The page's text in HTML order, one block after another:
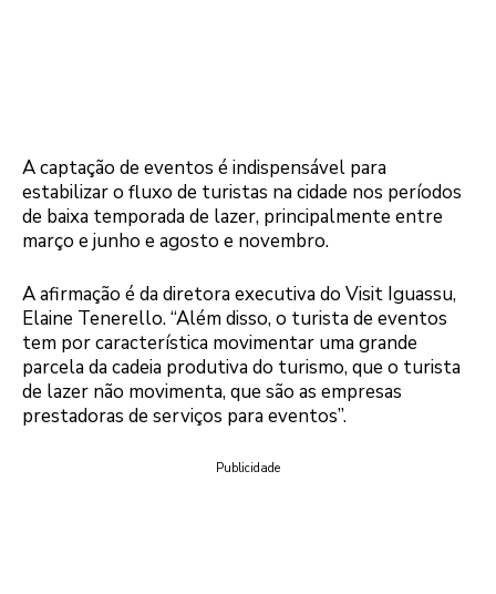
A captação de eventos é indispensável para
estabilizar o fluxo de turistas na cidade nos períodos
de baixa temporada de lazer, principalmente entre
março e junho e agosto e novembro.
A afirmação é da diretora executiva do Visit Iguassu,
Elaine Tenerello. “Além disso, o turista de eventos
tem por característica movimentar uma grande
parcela da cadeia produtiva do turismo, que o turista
de lazer não movimenta, que são as empresas
prestadoras de serviços para eventos”.
Publicidade